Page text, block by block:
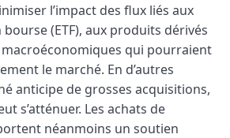
l’impact des flux liés aux
(ETF), aux produits dérivés
qui pourraient
le marché. En d’autres
anticipe de grosses acquisitions,
s’atténuer. Les achats de
néanmoins un soutien